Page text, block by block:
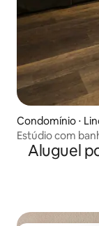
Condomínio ⋅
Estúdio com
fliperama e
Aluguel